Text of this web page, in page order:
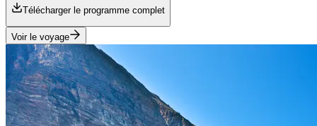
Télécharger le programme complet
Voir le voyage